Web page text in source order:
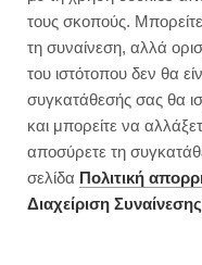
τους σκοπούς.
τη συναίνεση, αλλά
του ιστότοπου δεν θα
συγκατάθεσής σας θα
και μπορείτε να
αποσύρετε τη
σελίδα Πολιτική
Διαχείριση Συναίνεσης